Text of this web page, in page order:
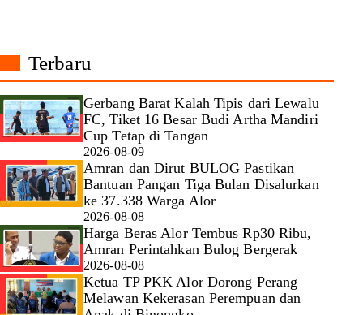
Terbaru
Gerbang Barat Kalah Tipis dari Lewalu
FC, Tiket 16 Besar Budi Artha Mandiri
Cup Tetap di Tangan
2026-08-09
Amran dan Dirut BULOG Pastikan
Bantuan Pangan Tiga Bulan Disalurkan
ke 37.338 Warga Alor
2026-08-08
Harga Beras Alor Tembus Rp30 Ribu,
Amran Perintahkan Bulog Bergerak
2026-08-08
Ketua TP PKK Alor Dorong Perang
Melawan Kekerasan Perempuan dan